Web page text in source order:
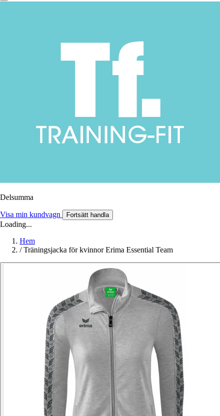
Delsumma
Visa min kundvagn Fortsätt handla
Loading...
Hem
/ Träningsjacka för kvinnor Erima Essential Team